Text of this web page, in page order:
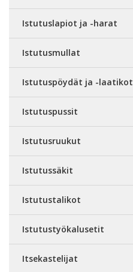
Istutuslapiot ja -harat
Istutusmullat
Istutuspöydät ja -laatikot
Istutuspussit
Istutusruukut
Istutussäkit
Istutustalikot
Istutustyökalusetit
Itsekastelijat